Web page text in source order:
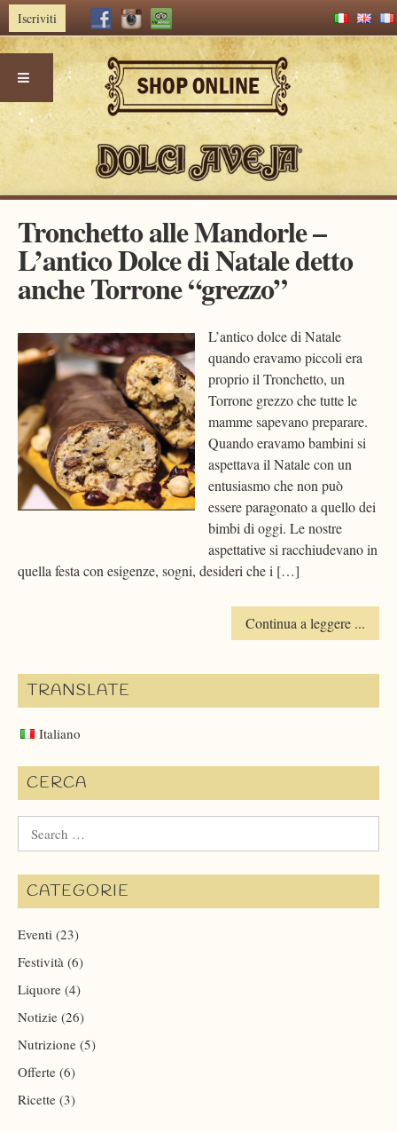
Iscriviti
contentTronchetto alle Mandorle –
L’antico Dolce di Natale detto
anche Torrone “grezzo”
L’antico dolce di Natale
quando eravamo piccoli era
proprio il Tronchetto, un
Torrone grezzo che tutte le
mamme sapevano preparare.
Quando eravamo bambini si
aspettava il Natale con un
entusiasmo che non può
essere paragonato a quello dei
bimbi di oggi. Le nostre
aspettative si racchiudevano in
quella festa con esigenze, sogni, desideri che i […]
Continua a leggere ...
TRANSLATE
Italiano
CERCA
for:
CATEGORIE
Eventi (23)
Festività (6)
Liquore (4)
Notizie (26)
Nutrizione (5)
Offerte (6)
Ricette (3)